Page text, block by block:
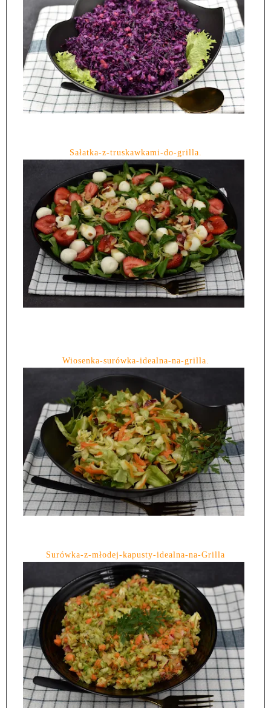
Sałatka-z-truskawkami-do-grilla.
Wiosenka-surówka-idealna-na-grilla.
Surówka-z-młodej-kapusty-idealna-na-Grilla